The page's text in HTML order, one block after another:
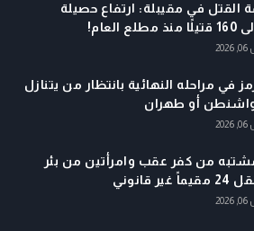
القتل في مقيبلة: ارتفاع حصيلة
العام!
في مراحله النهائية بانتظار من يتنازل
واشنطن أو طهران
من كفر عقب وامرأتين من بئر
قانوني